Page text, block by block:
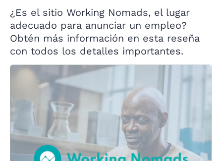
¿Es el sitio Working Nomads, el lugar
adecuado para anunciar un empleo?
Obtén más información en esta reseña
con todos los detalles importantes.